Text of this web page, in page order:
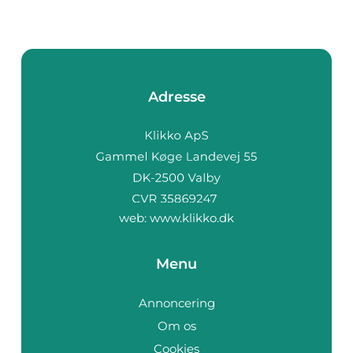
Adresse
web: www.klikko.dk
Menu
Annoncering
Om os
Cookies